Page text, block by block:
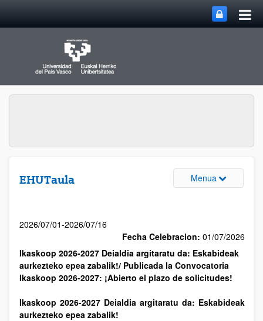
EHUTaula Menua
2026/07/01-2026/07/16
Fecha Celebracion: 01/07/2026
Ikaskoop 2026-2027 Deialdia argitaratu da: Eskabideak
aurkezteko epea zabalik!/ Publicada la Convocatoria
Ikaskoop 2026-2027: ¡Abierto el plazo de solicitudes!
Ikaskoop 2026-2027 Deialdia argitaratu da: Eskabideak
aurkezteko epea zabalik!